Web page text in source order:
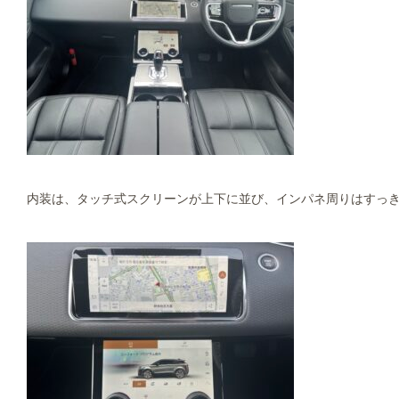
内装は、タッチ式スクリーンが上下に並び、インパネ周りはすっ